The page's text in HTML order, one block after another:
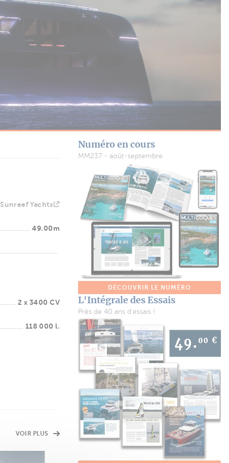
Sunreef Yachts
49.00m
2 x 3400 CV
118 000 l.
VOIR PLUS
Numéro en cours
MM237 - août-septembre
DÉCOUVRIR LE NUMÉRO
L'Intégrale des Essais
Près de 40 ans d'essais !